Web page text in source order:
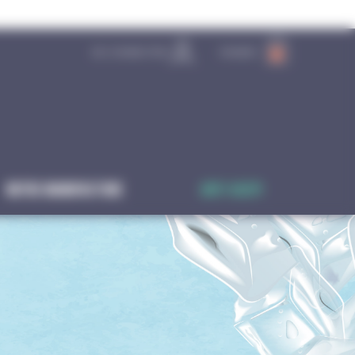
Notre manufacture